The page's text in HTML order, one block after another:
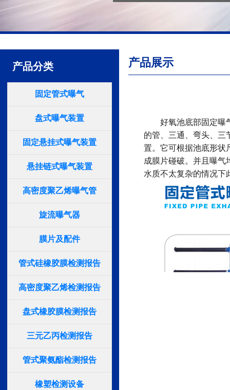
产品分类
固定管式曝气
盘式曝气装置
固定悬挂式曝气装置
悬挂链式曝气装置
高密度聚乙烯曝气管
旋流曝气器
膜片及配件
管式硅橡胶膜检测报告
高密度聚乙烯检测报告
盘式橡胶膜检测报告
三元乙丙检测报告
管式聚氨酯检测报告
橡塑检测设备
产品展示
好氧池底部固定曝气
的管、三通、弯头、三
置。它可根据池底形状
成膜片碰破。并且曝
水质不太复杂的情况下